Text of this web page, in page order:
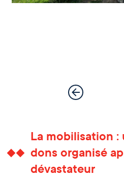
La mobilisation :
dons organisé
dévastateur